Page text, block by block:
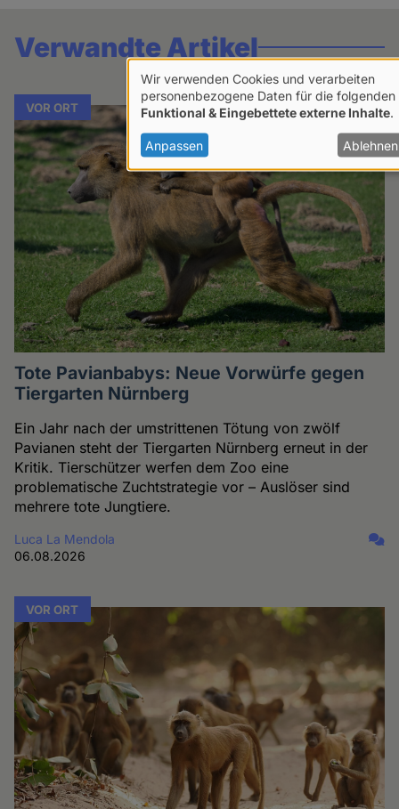
Verwandte Artikel
VOR ORT
Tote Pavianbabys: Neue Vorwürfe gegen
Tiergarten Nürnberg
Ein Jahr nach der umstrittenen Tötung von zwölf
Pavianen steht der Tiergarten Nürnberg erneut in der
Kritik. Tierschützer werfen dem Zoo eine
problematische Zuchtstrategie vor – Auslöser sind
mehrere tote Jungtiere.
Luca La Mendola
06.08.2026
VOR ORT
Verwendung
von
personenbezogenen
Daten
und
Cookies
Wir verwenden Cookies und verarbeiten
personenbezogene Daten für die
Funktional & Eingebettete externe Inhalte.
Anpassen Ablehnen